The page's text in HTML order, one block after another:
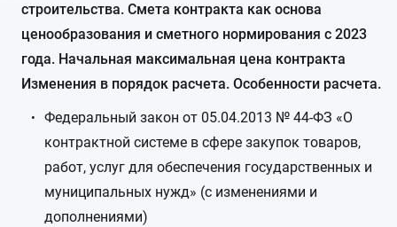
строительства. Смета контракта как основа
ценообразования и сметного нормирования с 2023
года. Начальная максимальная цена контракта
Изменения в порядок расчета. Особенности расчета.
Федеральный закон от 05.04.2013 № 44-ФЗ «О
контрактной системе в сфере закупок товаров,
работ, услуг для обеспечения государственных и
муниципальных нужд» (с изменениями и
дополнениями)